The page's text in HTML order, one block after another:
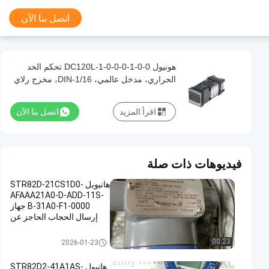
اتصل بنا الآن
هونيول DC120L-1-0-0-0-1-0-0 تحكم الحد
الحراري، مدخل عالمي، 1/16-DIN، مخرج رلاي
اتصل بنا الآن اقرأ المزيد
فيديوهات ذات صلة
00:23
هانيويل STR82D-21CS1D0-
AFAAA21A0-D-ADD-11S-
B-31A0-F1-0000 جهاز
إرسال الحجاب الحاجز عن
ناقل HONEYWELL2026-01-23
هانيول STR82D2-41A1AS-